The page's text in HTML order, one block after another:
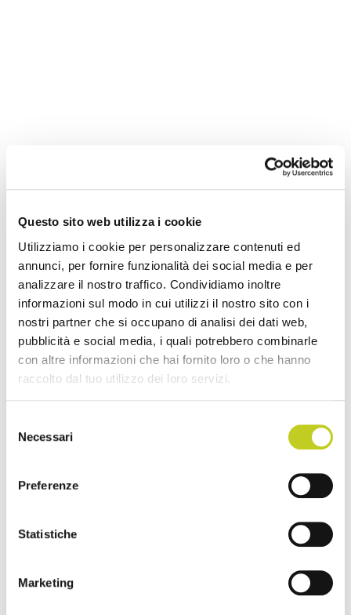
Questo sito web utilizza i cookie
Utilizziamo i cookie per personalizzare contenuti ed
annunci, per fornire funzionalità dei social media e per
analizzare il nostro traffico. Condividiamo inoltre
informazioni sul modo in cui utilizzi il nostro sito con i
nostri partner che si occupano di analisi dei dati web,
pubblicità e social media, i quali potrebbero combinarle
con altre informazioni che hai fornito loro o che hanno
raccolto dal tuo utilizzo dei loro servizi.
delNecessari
Preferenze
Statistiche
Marketing